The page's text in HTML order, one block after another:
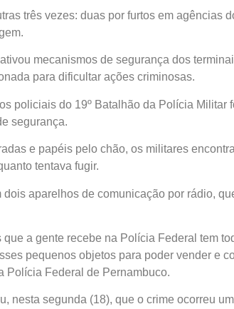
três vezes: duas por furtos em agências
mecanismos de segurança dos
para dificultar ações criminosas.
policiais do 19º Batalhão da Polícia Militar
segurança.
e papéis pelo chão, os militares
tentava fugir.
aparelhos de comunicação por rádio,
que a gente recebe na Polícia Federal tem
pequenos objetos para poder vender e
Polícia Federal de Pernambuco.
nesta segunda (18), que o crime ocorreu